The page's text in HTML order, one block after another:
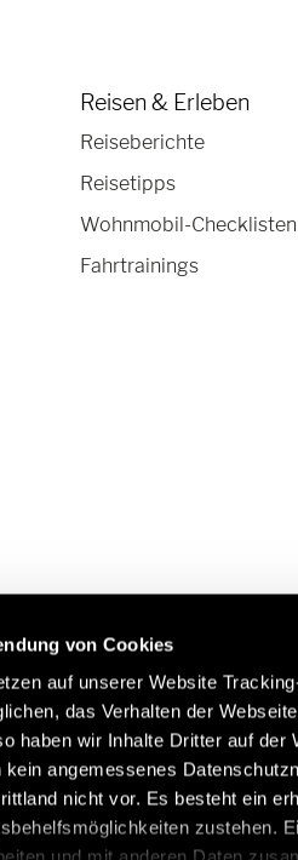
von Cookies
auf unserer Website
das Verhalten der
haben wir Inhalte Dritter auf der
kein angemessenes
nicht vor. Es besteht ein
zustehen.
Reisen & Erleben
Reiseberichte
Reisetipps
Wohnmobil-Checklisten
Fahrtrainings
in
Erfahren Sie
Originalteile &
/de/de/
und-zubehoer